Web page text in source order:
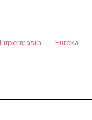
Eureka